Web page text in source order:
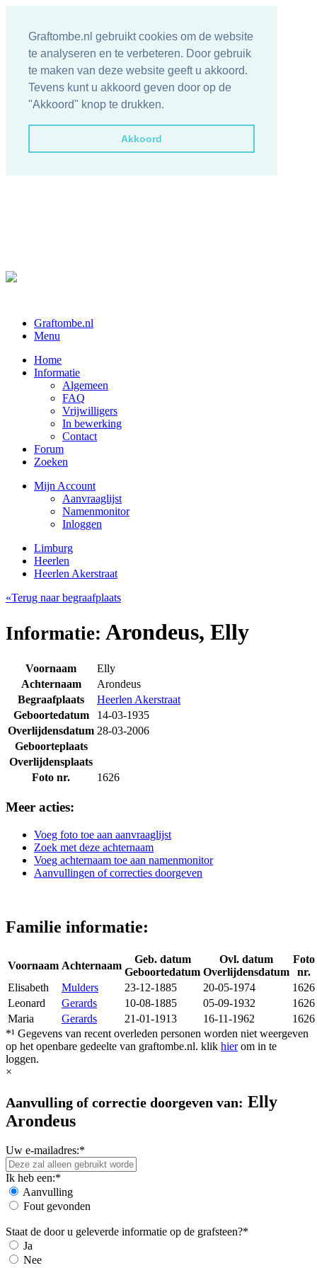
Graftombe.nl gebruikt cookies om de website
te analyseren en te verbeteren. Door gebruik
te maken van deze website geeft u akkoord.
Tevens kunt u akkoord geven door op de
"Akkoord" knop te drukken.
Akkoord
Graftombe.nl
Menu
Home
Informatie
Algemeen
FAQ
Vrijwilligers
In bewerking
Contact
Forum
Zoeken
Mijn Account
Aanvraaglijst
Namenmonitor
Inloggen
Limburg
Heerlen
Heerlen Akerstraat
«Terug naar begraafplaats
Informatie: Arondeus, Elly
Voornaam
Elly
Achternaam
Arondeus
Begraafplaats
Heerlen Akerstraat
Geboortedatum
14-03-1935
Overlijdensdatum 28-03-2006
Geboorteplaats
Overlijdensplaats
Foto nr.
1626
Meer acties:
Voeg foto toe aan aanvraaglijst
Zoek met deze achternaam
Voeg achternaam toe aan namenmonitor
Aanvullingen of correcties doorgeven
Familie informatie:
Voornaam Achternaam
Geb. datum
Geboortedatum
Ovl. datum
Overlijdensdatum
Foto
nr.
Elisabeth
Mulders 23-12-1885 20-05-1974
1626
Leonard
Gerards 10-08-1885 05-09-1932
1626
Maria
Gerards 21-01-1913 16-11-1962
1626
*¹ Gegevens van recent overleden personen worden niet weergeven
op het openbare gedeelte van graftombe.nl. klik hierom in te
loggen.
×
Aanvulling of correctie doorgeven van: Elly
Arondeus
Uw e-mailadres:*
Ik heb een:*
Aanvulling
Fout gevonden
Staat de door u geleverde informatie op de grafsteen?*
Ja
Nee